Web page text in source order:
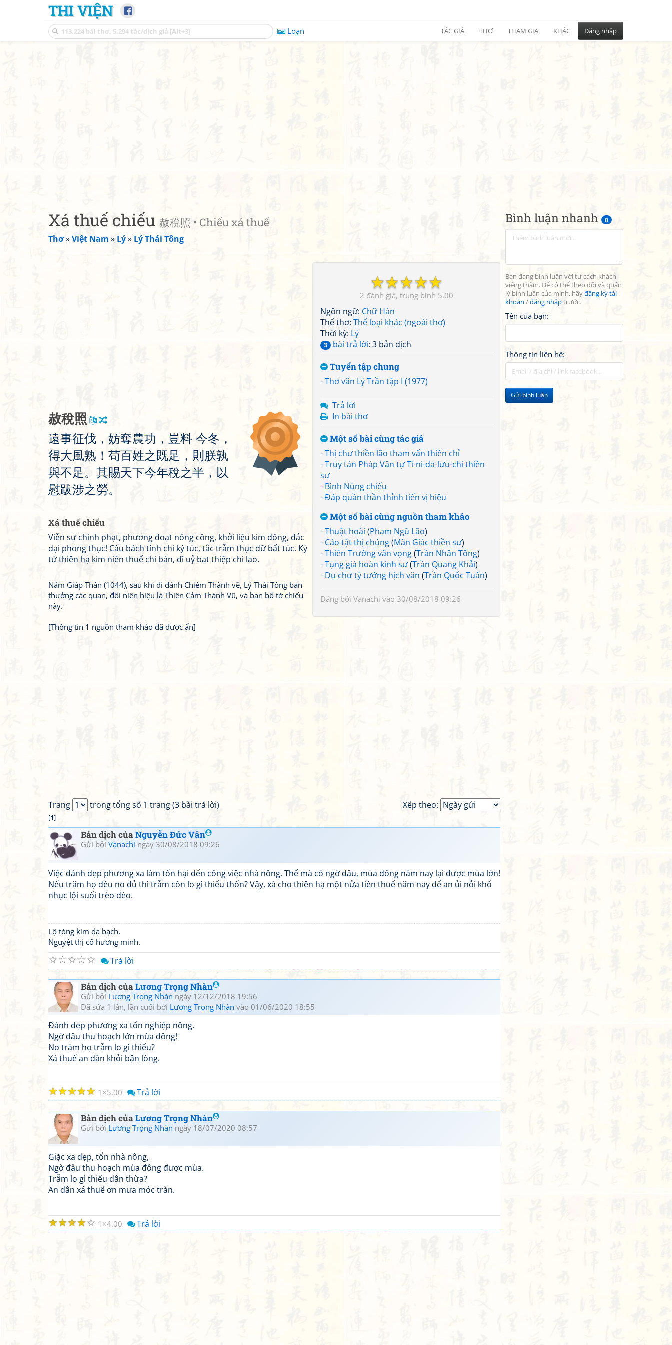
THI VIỆN
Loạn TÁC GIẢ THƠ THAM GIA KHÁC Đăng nhập
Bình luận nhanh 0
Bạn đang bình luận với tư cách khách
viếng thăm. Để có thể theo dõi và quản
lý bình luận của mình, hãyđăng ký tài
khoản /đăng nhậptrước.
Tên của bạn:
Thông tin liên hệ:
Gửi bình luận
Xá thuế chiếu 赦稅照 • Chiếu xá thuế
Thơ»Việt Nam » Lý» Lý Thái Tông
☆
☆
☆
☆
☆
2 5.00
Ngôn ngữ: Chữ Hán
Thể thơ: Thể loại khác (ngoài thơ)
Thời kỳ: Lý
3 bài trả lời: 3 bản dịch
Tuyển tập chung
-Thơ văn Lý Trần tập I (1977)
Trả lời
In bài thơ
Một số bài cùng tác giả
-Thị chư thiền lão tham vấn thiền chỉ
-Truy tán Pháp Vân tự Tì-ni-đa-lưu-chi thiền
sư
- Bình Nùng chiếu
-Đáp quần thần thỉnh tiến vị hiệu
Một số bài cùng nguồn tham khảo
-Thuật hoài (Phạm Ngũ Lão)
- Cáo tật thị chúng(Mãn Giác thiền sư)
-Thiên Trường vãn vọng(Trần Nhân Tông)
-Tụng giá hoàn kinh sư(Trần Quang Khải)
- Dụ chư tỳ tướng hịch văn (Trần Quốc Tuấn)
Đăng bởi Vanachi vào 30/08/2018 09:26
赦稅照
遠事征伐 ， 妨奪農功 ， 豈料 今冬 ，
得大風熟 ！ 苟百姓之 既足 ， 則 朕孰
與不足。 其賜天下今年稅之半 ， 以
慰跋涉之勞。
Xá thuế chiếu
Viễn sự chinh phạt, phương đoạt nông công, khởi liệu kim đông, đắc
đại phong thục! Cẩu bách tính chi ký túc, tắc trẫm thục dữ bất túc. Kỳ
tứ thiên hạ kim niên thuế chi bán, dĩ uỷ bạt thiệp chi lao.
Năm Giáp Thân (1044), sau khi đi đánh Chiêm Thành về, Lý Thái Tông ban
thưởng các quan, đổi niên hiệu là Thiên Cảm Thánh Vũ, và ban bố tờ chiếu
này.
[Thông tin 1 nguồn tham khảo đã được ẩn]
Xếp theo:
Trang trong tổng số 1 trang (3 bài trả lời)
[1]
Bản dịch củaNguyễn Đức Vân
Gửi bởi Vanachi ngày 30/08/2018 09:26
Việc đánh dẹp phương xa làm tổn hại đến công việc nhà nông. Thế mà có ngờ đâu, mùa đông năm nay lại được mùa lớn!
Nếu trăm họ đều no đủ thì trẫm còn lo gì thiếu thốn? Vậy, xá cho thiên hạ một nửa tiền thuế năm nay để an ủi nỗi khổ
nhục lội suối trèo đèo.
Lộ tòng kim dạ bạch,
Nguyệt thị cố hương minh.
☆
☆
☆
☆
☆ Trả lời
Bản dịch củaLương Trọng Nhàn
Gửi bởi Lương Trọng Nhàn ngày 12/12/2018 19:56
Đã sửa 1 lần, lần cuối bởi Lương Trọng Nhàn vào 01/06/2020 18:55
Đánh dẹp phương xa tổn nghiệp nông.
Ngờ đâu thu hoạch lớn mùa đông!
No trăm họ trẫm lo gì thiếu?
Xá thuế an dân khỏi bận lòng.
☆
☆
☆
☆
☆ 1 5.00 Trả lời
Bản dịch củaLương Trọng Nhàn
Gửi bởi Lương Trọng Nhàn ngày 18/07/2020 08:57
Giặc xa dẹp, tổn nhà nông,
Ngờ đâu thu hoạch mùa đông được mùa.
Trẫm lo gì thiếu dân thừa?
An dân xá thuế ơn mưa móc tràn.
☆
☆
☆
☆
☆ 1 4.00 Trả lời